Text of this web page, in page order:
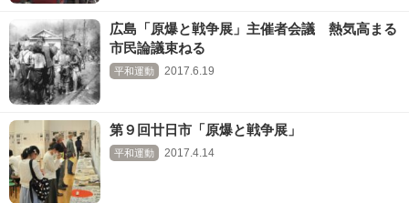
広島「原爆と戦争展」主催者会議 熱気高まる
市民論議束ねる
平和運動 2017.6.19
第９回廿日市「原爆と戦争展」
平和運動 2017.4.14